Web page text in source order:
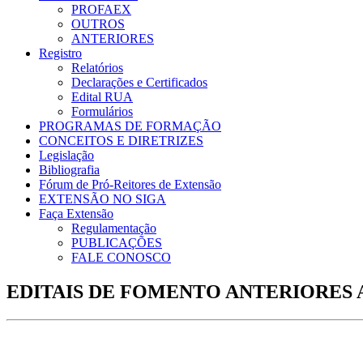
PROFAEX
OUTROS
ANTERIORES
Registro
Relatórios
Declarações e Certificados
Edital RUA
Formulários
PROGRAMAS DE FORMAÇÃO
CONCEITOS E DIRETRIZES
Legislação
Bibliografia
Fórum de Pró-Reitores de Extensão
EXTENSÃO NO SIGA
Faça Extensão
Regulamentação
PUBLICAÇÕES
FALE CONOSCO
EDITAIS DE FOMENTO ANTERIORES